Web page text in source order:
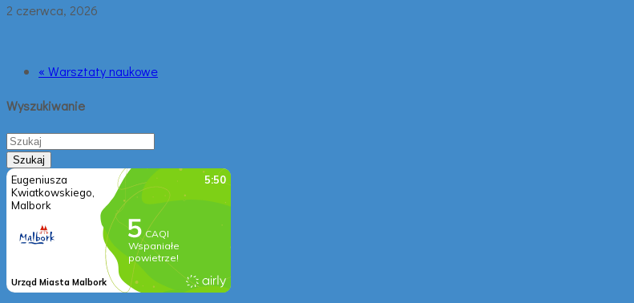
2 czerwca, 2026
« Warsztaty naukowe
Wyszukiwanie